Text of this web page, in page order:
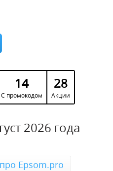
14
С промокодом
28
Акции
2026 года
Epsom.pro